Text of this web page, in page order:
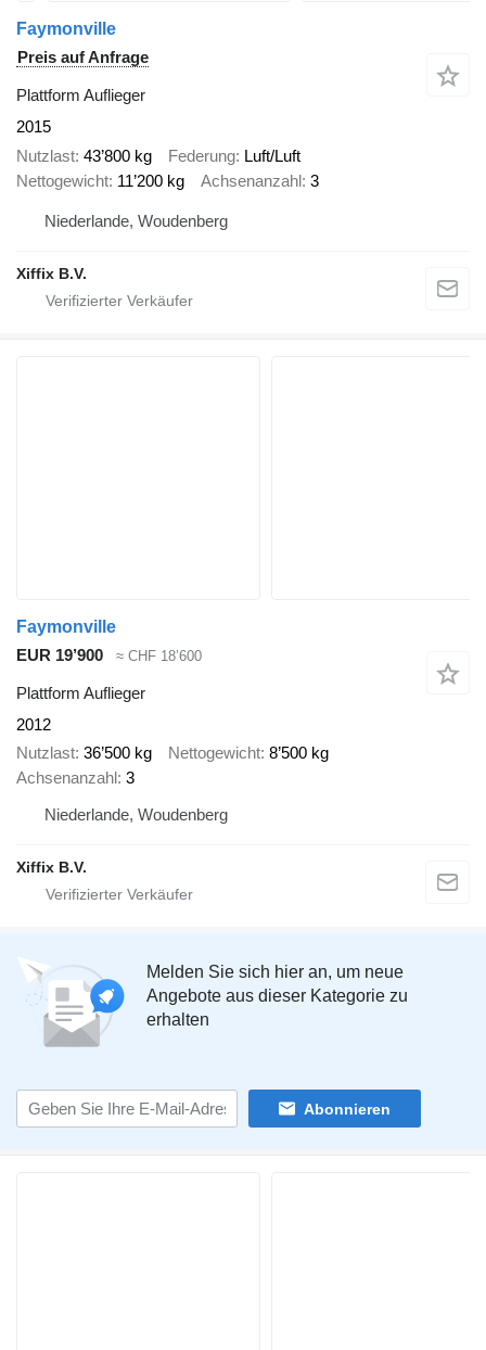
Faymonville
Preis auf Anfrage
Plattform Auflieger
2015
Nutzlast 43’800 kg Federung Luft/Luft
Nettogewicht 11’200 kg Achsenanzahl 3
Niederlande, Woudenberg
Xiffix B.V.
Faymonville
EUR 19’900
≈ CHF 18’600
Plattform Auflieger
2012
Nutzlast 36’500 kg Nettogewicht 8’500 kg
Achsenanzahl 3
Niederlande, Woudenberg
Xiffix B.V.
Melden Sie sich hier an, um neue
Angebote aus dieser Kategorie zu
erhalten
Abonnieren